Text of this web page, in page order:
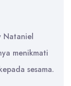
Nataniel
menikmati
sesama.